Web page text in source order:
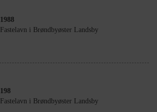
1988
Fastelavn i Brøndbyøster Landsby
198
Fastelavn i Brøndbyøster Landsby